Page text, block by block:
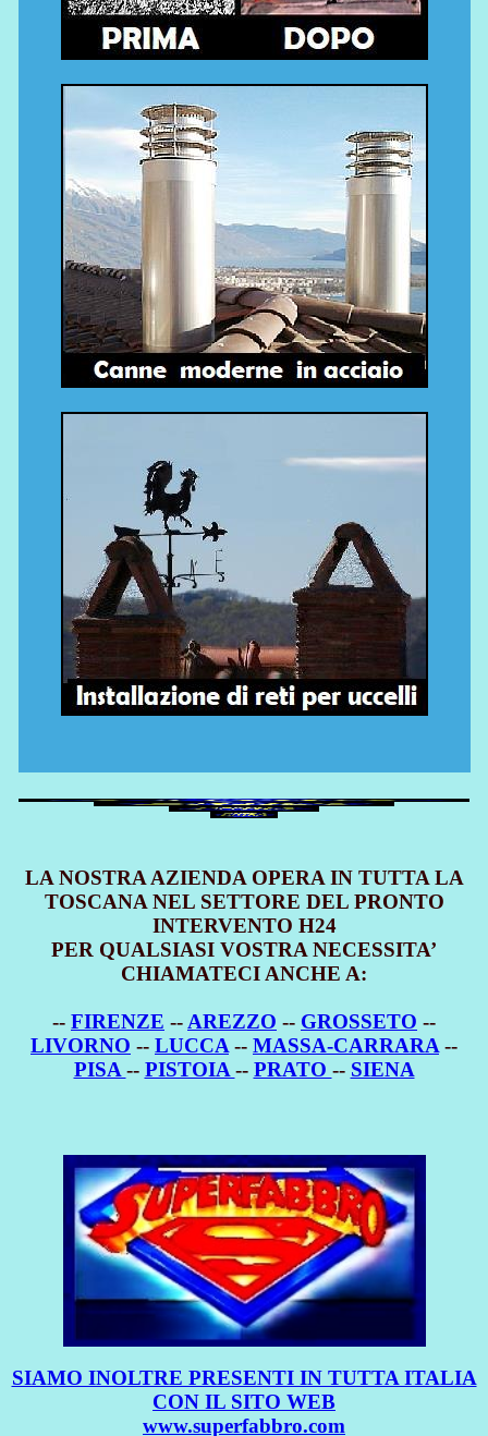
LA NOSTRA AZIENDA OPERA IN TUTTA LA
TOSCANA NEL SETTORE DEL PRONTO
INTERVENTO H24
PER QUALSIASI VOSTRA NECESSITA’
CHIAMATECI ANCHE A:
-- FIRENZE -- AREZZO -- GROSSETO --
LIVORNO -- LUCCA -- MASSA-CARRARA --
PISA -- PISTOIA -- PRATO -- SIENA
SIAMO INOLTRE PRESENTI IN TUTTA ITALIA
CON IL SITO WEB
www.superfabbro.com